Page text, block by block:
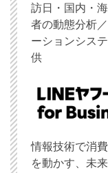
訪日・国内・
者の動態分析
ーションシス
供
情報技術で消
を動かす、未